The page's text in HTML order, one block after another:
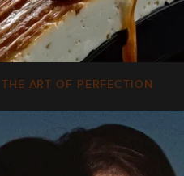
ART OF PERFECTION